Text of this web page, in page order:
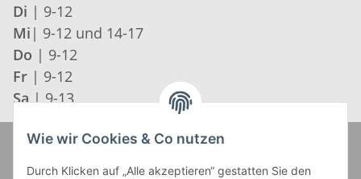
Di | 9-12
Mi | 9-12 und 14-17
Do | 9-12
Fr | 9-12
Sa | 9-13
Wie wir Cookies & Co nutzen
Durch Klicken auf „Alle akzeptieren“ gestatten Sie den